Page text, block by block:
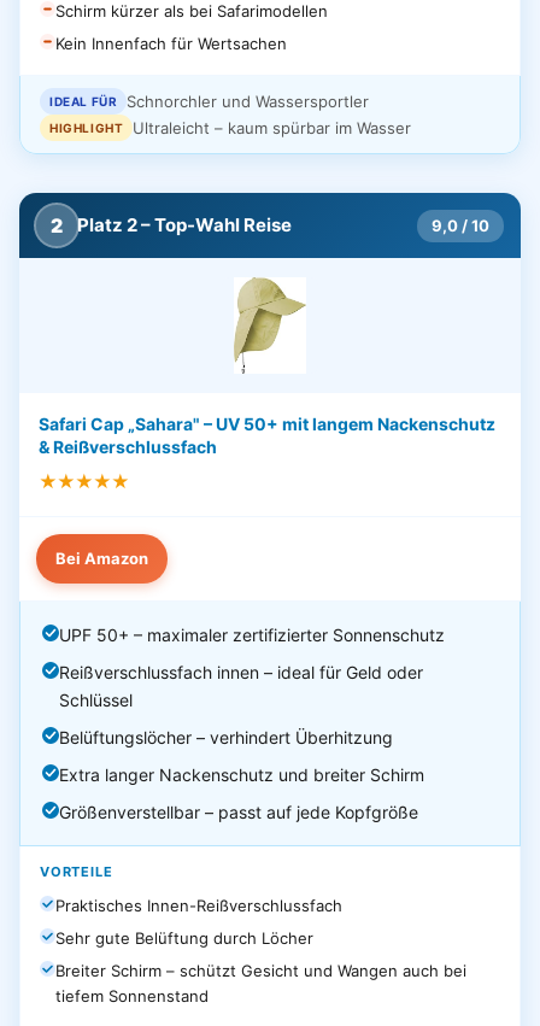
Schirm kürzer als bei Safarimodellen
Kein Innenfach für Wertsachen
IDEAL FÜR Schnorchler und Wassersportler
HIGHLIGHT Ultraleicht – kaum spürbar im Wasser
2 Platz 2 – Top-Wahl Reise 9,0 / 10
Safari Cap „Sahara" – UV 50+ mit langem Nackenschutz
& Reißverschlussfach
★★★★★
Bei Amazon
UPF 50+ – maximaler zertifizierter Sonnenschutz
Reißverschlussfach innen – ideal für Geld oder
Schlüssel
Belüftungslöcher – verhindert Überhitzung
Extra langer Nackenschutz und breiter Schirm
Größenverstellbar – passt auf jede Kopfgröße
VORTEILE
Praktisches Innen-Reißverschlussfach
Sehr gute Belüftung durch Löcher
Breiter Schirm – schützt Gesicht und Wangen auch bei
tiefem Sonnenstand